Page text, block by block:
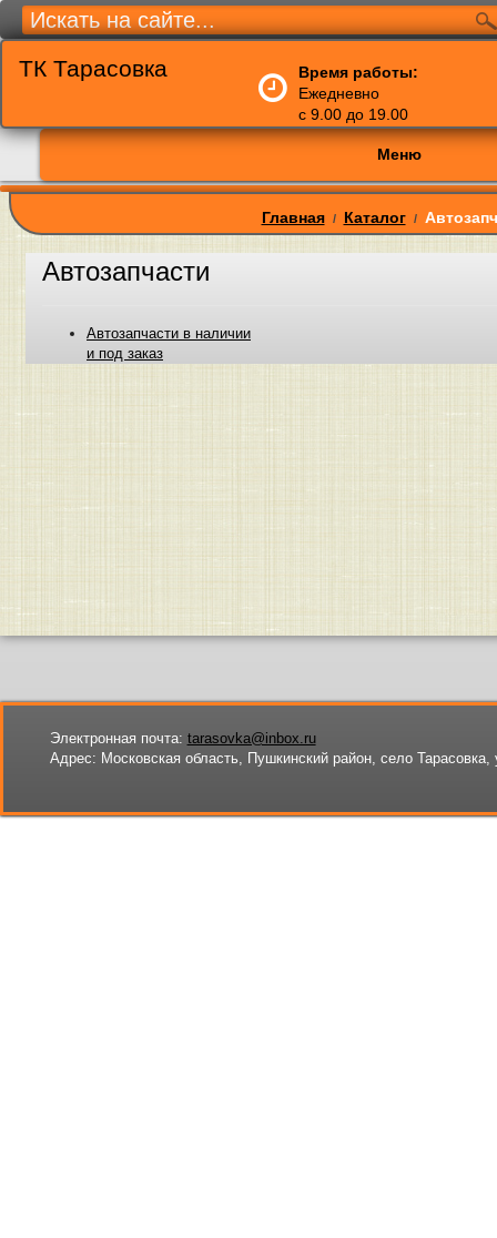
ТК Тарасовка
Время работы:
Ежедневно
с 9.00 до 19.00
Меню
Главная / Каталог /
Автозапчасти
Автозапчасти в наличии
и под заказ
Электронная почта: tarasovka@inbox.ru
Адрес: Московская область, Пушкинский район, село